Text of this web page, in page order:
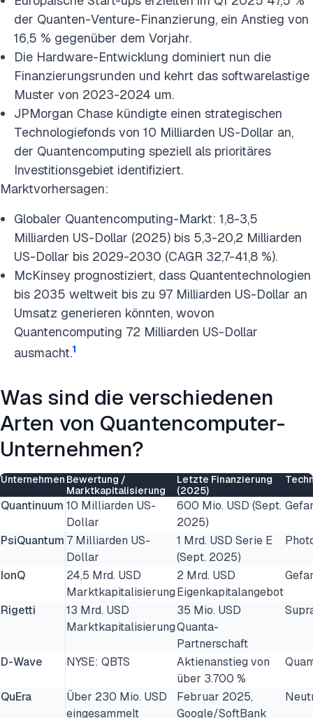
der Quanten-Venture-Finanzierung, ein Anstieg von
16,5 % gegenüber dem Vorjahr.
Die Hardware-Entwicklung dominiert nun die
Finanzierungsrunden und kehrt das softwarelastige
Muster von 2023-2024 um.
JPMorgan Chase kündigte einen strategischen
Technologiefonds von 10 Milliarden US-Dollar an,
der Quantencomputing speziell als prioritäres
Investitionsgebiet identifiziert.
Marktvorhersagen:
Globaler Quantencomputing-Markt: 1,8-3,5
Milliarden US-Dollar (2025) bis 5,3-20,2 Milliarden
US-Dollar bis 2029-2030 (CAGR 32,7-41,8 %).
McKinsey prognostiziert, dass Quantentechnologien
bis 2035 weltweit bis zu 97 Milliarden US-Dollar an
Umsatz generieren könnten, wovon
Quantencomputing 72 Milliarden US-Dollar
ausmacht.1
Was sind die verschiedenen
Arten von Quantencomputer-
Unternehmen?
Unternehmen Bewertung /
Marktkapitalisierung
Letzte Finanzierung
(2025)
Quantinuum 10 Milliarden US-
Dollar
600 Mio. USD (Sept.
2025)
PsiQuantum 7 Milliarden US-
Dollar
1 Mrd. USD Serie E
(Sept. 2025)
IonQ
24,5 Mrd. USD
Marktkapitalisierung
2 Mrd. USD
Eigenkapitalangebot
Rigetti
13 Mrd. USD
Marktkapitalisierung
35 Mio. USD
Quanta-
Partnerschaft
D-Wave NYSE: QBTS
Aktienanstieg von
über 3.700 %
QuEra
Über 230 Mio. USD
eingesammelt
Februar 2025,
Google/SoftBank